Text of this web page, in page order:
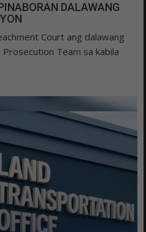
DALAWANG
Court ang dalawang
Team sa kabila